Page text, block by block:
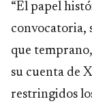
“El papel
convocatoria,
que
su cuenta de
restringidos